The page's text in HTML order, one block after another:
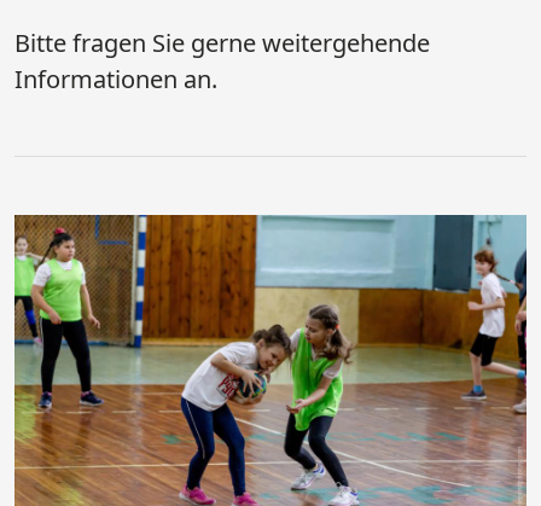
Bitte fragen Sie gerne weitergehende
Informationen an.